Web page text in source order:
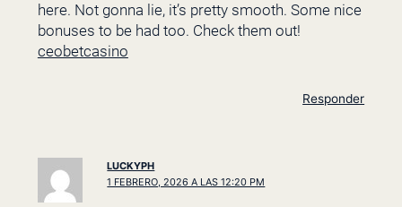
here. Not gonna lie, it’s pretty smooth. Some nice
bonuses to be had too. Check them out!
ceobetcasino
Responder
LUCKYPH
1 FEBRERO, 2026 A LAS 12:20 PM